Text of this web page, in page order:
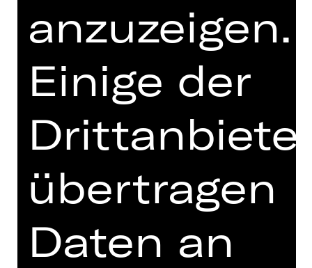
dem nächsten ausschweifenden
Abenteuer, erfindet einen kranken
Freund namens Bunbury, der ihm
stets eine Ausrede für Ausflüge aufs
Land liefert. Den gesellschaftlichen
Konventionen entfliehen, geheime
Wünsche ausleben und gleichzeitig
den guten Ruf wahren – ein
auf Jacks Landsitz auftaucht, geraten
nicht nur Namen und Identitäten,
Herzensangelegenheiten
durcheinander. Denn Cecily und
anzuzeigen.
Einige der
übertragen
Daten an